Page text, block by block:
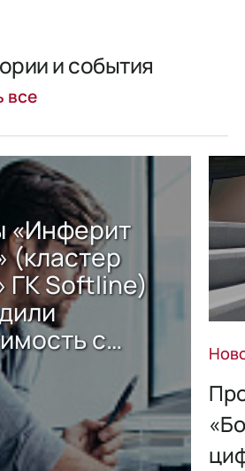
и события
все
«Инферит
(кластер
ГК Softline)
с
Sharx
для
данных